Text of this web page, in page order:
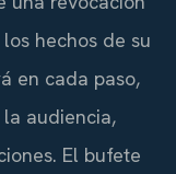
hechos de su
en cada paso,
audiencia,
El bufete